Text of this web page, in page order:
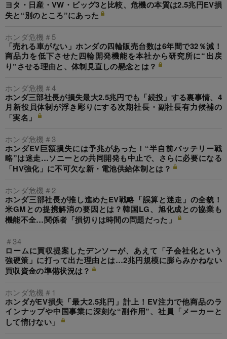
ヨタ・日産・VW・ビッグ3と比較、危機の本質は2.5兆円EV損
失と“別のところ”にあった
ホンダ危機＃5
「売れる車がない」ホンダの四輪販売台数は6年間で32％減！
商品力を低下させた四輪開発機能を本社から研究所に“出戻
り”させる理由と、体制見直しの懸念とは？
ホンダ危機＃4
ホンダ三部社長が損失最大2.5兆円でも「続投」する裏事情、4
月新役員体制が浮き彫りにする次期社長・副社長有力候補の
「実名」
ホンダ危機＃3
ホンダEV巨額損失には予兆があった！“半自前バッテリー戦
略”は迷走…ソニーとの共同開発も中止で、さらに必要になる
「HV強化」に不可欠な新・電池供給体制とは？
ホンダ危機＃2
ホンダ三部社長が推し進めたEV戦略「誤算と迷走」の全貌！
米GMとの提携解消の要因とは？韓国LG、旭化成との協業も
機能不全…関係者「損切りは時間の問題だった」
＃34
ロームに買収提案したデンソーが、あえて「子会社化という
強硬策」に打って出た理由とは…2兆円規模に膨らみかねない
買収資金の準備状況は？
ホンダ危機＃1
ホンダがEV損失「最大2.5兆円」計上！EV注力で他商品のラ
インナップや中国事業に深刻な“副作用”、社員「メーカーと
して情けない」